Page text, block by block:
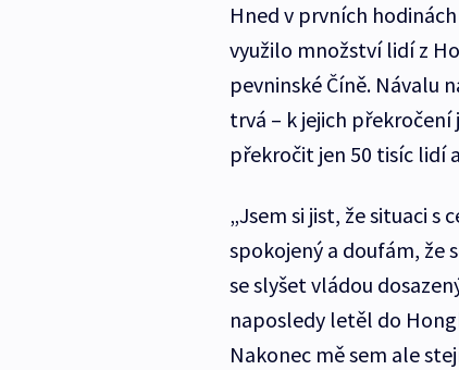
Hned v prvních
využilo množství lidí z
pevninské Číně. Návalu
trvá – k jejich
překročit jen 50 tisíc lidí
„Jsem si jist, že situaci s
spokojený a doufám, že
se slyšet vládou
naposledy letěl do
Nakonec mě sem ale